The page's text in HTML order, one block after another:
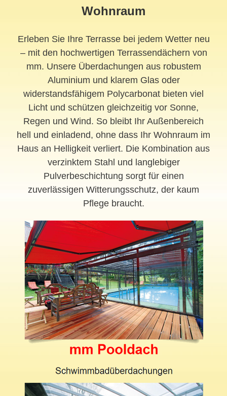
Wohnraum
Erleben Sie Ihre Terrasse bei jedem Wetter neu
– mit den hochwertigen Terrassendächern von
mm. Unsere Überdachungen aus robustem
Aluminium und klarem Glas oder
widerstandsfähigem Polycarbonat bieten viel
Licht und schützen gleichzeitig vor Sonne,
Regen und Wind. So bleibt Ihr Außenbereich
hell und einladend, ohne dass Ihr Wohnraum im
Haus an Helligkeit verliert. Die Kombination aus
verzinktem Stahl und langlebiger
Pulverbeschichtung sorgt für einen
zuverlässigen Witterungsschutz, der kaum
Pflege braucht.